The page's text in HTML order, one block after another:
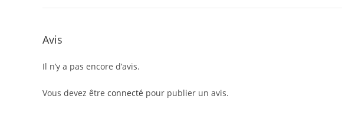
Avis
Il n’y a pas encore d’avis.
Vous devez être connecté pour publier un avis.